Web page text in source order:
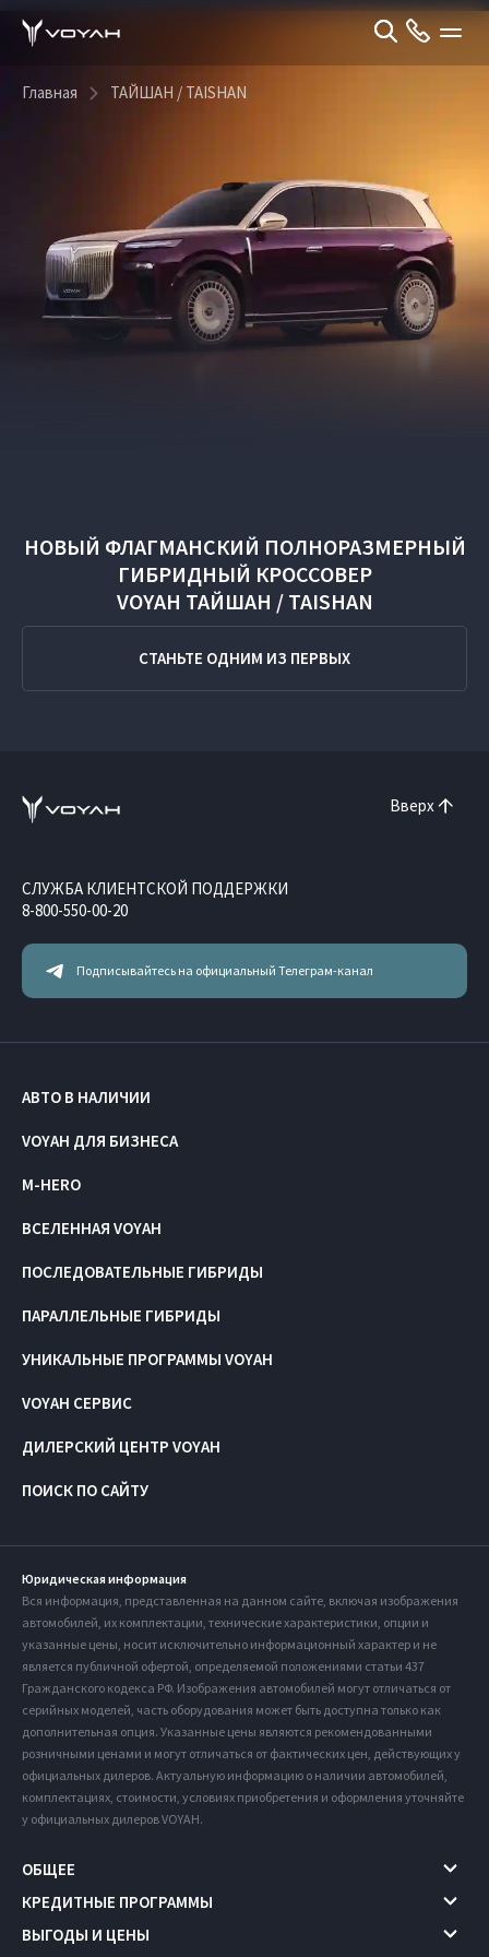
Главная ТАЙШАН / TAISHAN
НОВЫЙ ФЛАГМАНСКИЙ ПОЛНОРАЗМЕРНЫЙ
ГИБРИДНЫЙ КРОССОВЕР
VOYAH ТАЙШАН / TAISHAN
СТАНЬТЕ ОДНИМ ИЗ ПЕРВЫХ
Вверх
Подписывайтесь на официальный Телеграм-канал
СЛУЖБА КЛИЕНТСКОЙ ПОДДЕРЖКИ
8-800-550-00-20
АВТО В НАЛИЧИИ
VOYAH ДЛЯ БИЗНЕСА
M-HERO
ПОИСК ПО САЙТУ
ВСЕЛЕННАЯ VOYAH
ПОСЛЕДОВАТЕЛЬНЫЕ ГИБРИДЫ
ПАРАЛЛЕЛЬНЫЕ ГИБРИДЫ
УНИКАЛЬНЫЕ ПРОГРАММЫ VOYAH
VOYAH СЕРВИС
ДИЛЕРСКИЙ ЦЕНТР VOYAH
Юридическая информация
Вся информация, представленная на данном сайте, включая изображения
автомобилей, их комплектации, технические характеристики, опции и
указанные цены, носит исключительно информационный характер и не
является публичной офертой, определяемой положениями статьи 437
Гражданского кодекса РФ. Изображения автомобилей могут отличаться от
серийных моделей, часть оборудования может быть доступна только как
дополнительная опция. Указанные цены являются рекомендованными
розничными ценами и могут отличаться от фактических цен, действующих у
официальных дилеров. Актуальную информацию о наличии автомобилей,
комплектациях, стоимости, условиях приобретения и оформления уточняйте
у официальных дилеров VOYAH.
ОБЩЕЕ
КРЕДИТНЫЕ ПРОГРАММЫ
ВЫГОДЫ И ЦЕНЫ